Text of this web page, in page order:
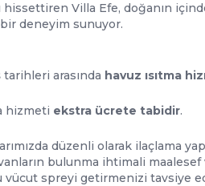
hissettiren Villa Efe, doğanın
deneyim sunuyor.
tarihleri arasında havuz ısıtma
hizmeti ekstra ücrete tabidir.
düzenli olarak ilaçlama
bulunma ihtimali
vücut spreyi getirmenizi tavsiye